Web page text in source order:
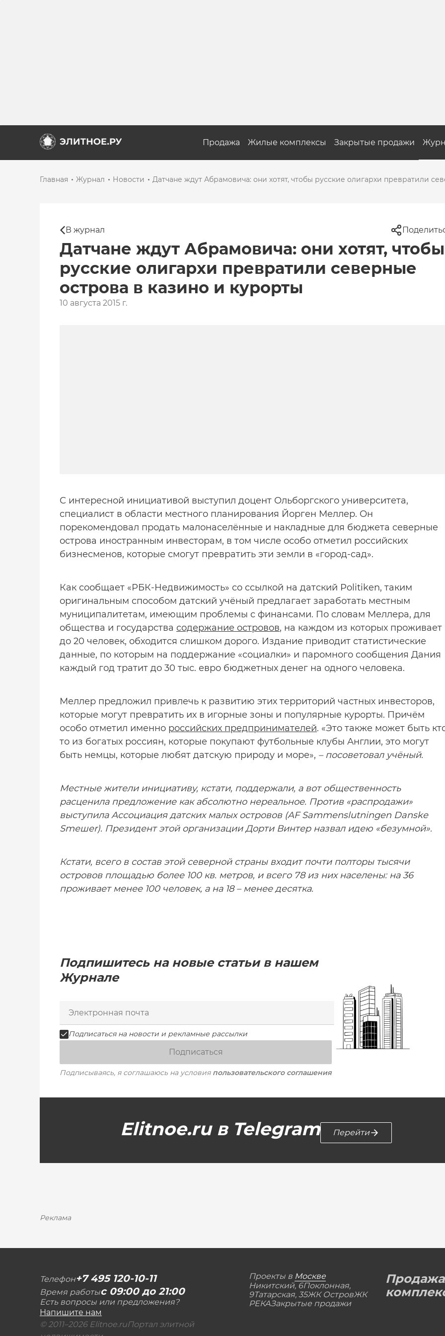
Продажа Жилые комплексы Закрытые продажи
Главная Журнал Новости Датчане ждут Абрамовича: они хотят, чтобы русские олигархи превратили
В журнал
Датчане ждут Абрамовича: они хотят, чтобы
русские олигархи превратили северные
острова в казино и курорты
10 августа 2015 г.
С интересной инициативой выступил доцент Ольборгского университета,
специалист в области местного планирования Йорген Меллер. Он
порекомендовал продать малонаселённые и накладные для бюджета северные
острова иностранным инвесторам, в том числе особо отметил российских
бизнесменов, которые смогут превратить эти земли в «город-сад».
Как сообщает «РБК-Недвижимость» со ссылкой на датский Politiken, таким
оригинальным способом датский учёный предлагает заработать местным
муниципалитетам, имеющим проблемы с финансами. По словам Меллера, для
общества и государства содержание островов, на каждом из которых проживает
до 20 человек, обходится слишком дорого. Издание приводит статистические
данные, по которым на поддержание «социалки» и паромного сообщения Дания
каждый год тратит до 30 тыс. евро бюджетных денег на одного человека.
Меллер предложил привлечь к развитию этих территорий частных инвесторов,
которые могут превратить их в игорные зоны и популярные курорты. Причём
особо отметил именно российских предпринимателей. «Это также может быть
то из богатых россиян, которые покупают футбольные клубы Англии, это могут
быть немцы, которые любят датскую природу и море», – посоветовал учёный.
Местные жители инициативу, кстати, поддержали, а вот общественность
расценила предложение как абсолютно нереальное. Против «распродажи»
выступила Ассоциация датских малых островов (AF Sammenslutningen Danske
Smешer). Президент этой организации Дорти Винтер назвал идею «безумной».
Кстати, всего в состав этой северной страны входит почти полторы тысячи
островов площадью более 100 кв. метров, и всего 78 из них населены: на 36
проживает менее 100 человек, а на 18 – менее десятка.
Подпишитесь на новые статьи в нашем
Журнале
Подписаться на новости и рекламные рассылки
Подписаться
Подписываясь, я соглашаюсь на условия пользовательского соглашения
Elitnoe.ru в Telegram Перейти
Реклама
Телефон+7 495 120-10-11
Время работыс 09:00 до 21:00
Есть вопросы или предложения?
Напишите нам
© 2011–2026 Elitnoe.ruПортал элитной
Проекты в Москве
Никитский, 6Поклонная,
9Татарская, 35ЖК ОстровЖК
РЕКАЗакрытые продажи
Продажа